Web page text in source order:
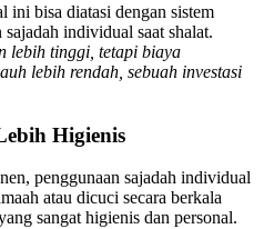
ini bisa diatasi dengan sistem
individual saat shalat.
lebih tinggi, tetapi biaya
lebih rendah, sebuah investasi
Higienis
penggunaan sajadah individual
atau dicuci secara berkala
sangat higienis dan personal.